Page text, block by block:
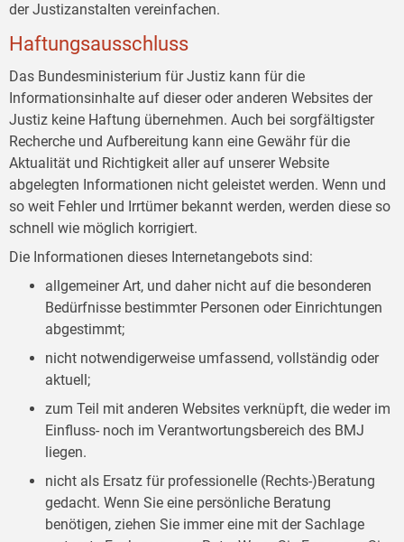
der Justizanstalten vereinfachen.
Haftungsausschluss
Das Bundesministerium für Justiz kann für die
Informationsinhalte auf dieser oder anderen Websites der
Justiz keine Haftung übernehmen. Auch bei sorgfältigster
Recherche und Aufbereitung kann eine Gewähr für die
Aktualität und Richtigkeit aller auf unserer Website
abgelegten Informationen nicht geleistet werden. Wenn und
so weit Fehler und Irrtümer bekannt werden, werden diese so
schnell wie möglich korrigiert.
Die Informationen dieses Internetangebots sind:
allgemeiner Art, und daher nicht auf die besonderen
Bedürfnisse bestimmter Personen oder Einrichtungen
abgestimmt;
nicht notwendigerweise umfassend, vollständig oder
aktuell;
zum Teil mit anderen Websites verknüpft, die weder im
Einfluss- noch im Verantwortungsbereich des BMJ
liegen.
nicht als Ersatz für professionelle (Rechts-)Beratung
gedacht. Wenn Sie eine persönliche Beratung
benötigen, ziehen Sie immer eine mit der Sachlage